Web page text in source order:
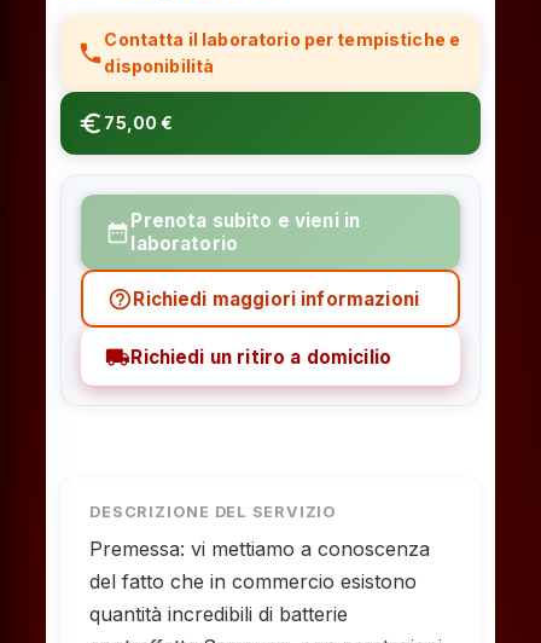
phone
Contatta il laboratorio per tempistiche e
disponibilità
euro_symbol 75,00 €
help_outlineRichiedi maggiori informazioni
date_range Prenota subito e vieni in
laboratorio
local_shippingRichiedi un ritiro a domicilio
DESCRIZIONE DEL SERVIZIO
Premessa: vi mettiamo a conoscenza
del fatto che in commercio esistono
quantità incredibili di batterie